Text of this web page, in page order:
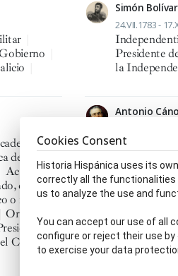
Simón
24.VII.1783 -
Presidente
la
de
de la Real
Académico,
da
o revista|
Orador, ra
Congreso
Antonio
Abogado, da
Bellas
Real
Académico,
Legislación
Historia
Española|
Oro|
Diputado,
Cookies Consent
Historia Hispánica uses its
correctly all the
us to analyze the use and
You can accept our use of all
configure or reject their use by
to exercise your data